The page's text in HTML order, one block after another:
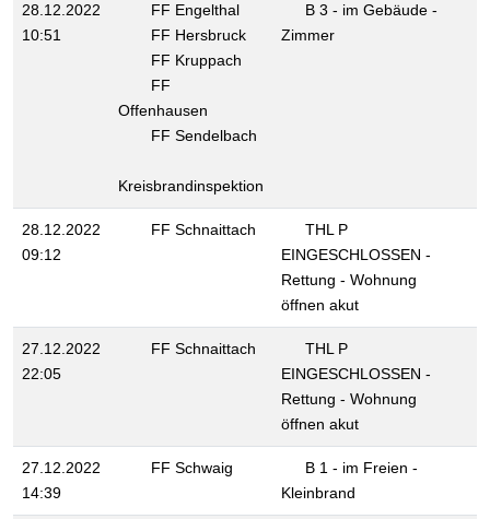
28.12.2022
10:51
FF Engelthal
FF Hersbruck
FF Kruppach
FF
Offenhausen
FF Sendelbach
Kreisbrandinspektion
B 3 - im Gebäude -
Zimmer
28.12.2022
09:12
FF Schnaittach
THL P
EINGESCHLOSSEN -
Rettung - Wohnung
öffnen akut
27.12.2022
22:05
FF Schnaittach
THL P
EINGESCHLOSSEN -
Rettung - Wohnung
öffnen akut
27.12.2022
14:39
FF Schwaig
B 1 - im Freien -
Kleinbrand